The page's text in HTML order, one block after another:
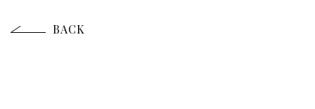
BACK